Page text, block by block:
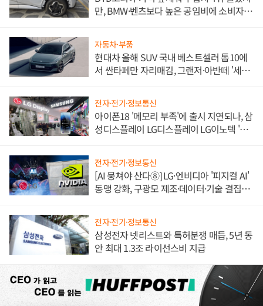
만, BMW·벤츠보다 높은 공임비에 소비자
자동차·부품
현대차 올해 SUV 국내 베스트셀러 톱10에
서 싼타페만 자리매김, 그랜저·아반떼 '세단
전자·전기·정보통신
아이폰18 '메모리 부족'에 출시 지연되나, 삼
성디스플레이 LG디스플레이 LG이노텍 '탈
전자·전기·정보통신
[AI 뭉쳐야 산다⑧] LG·엔비디아 '피지컬 AI'
동맹 강화, 구광모 제조·데이터·기술 결집
전자·전기·정보통신
삼성전자 넷리스트와 특허분쟁 매듭, 5년 동
안 최대 1.3조 라이선스비 지급